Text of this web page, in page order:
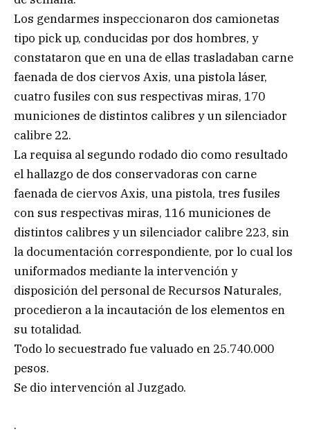
Los gendarmes inspeccionaron dos camionetas
tipo pick up, conducidas por dos hombres, y
constataron que en una de ellas trasladaban carne
faenada de dos ciervos Axis, una pistola láser,
cuatro fusiles con sus respectivas miras, 170
municiones de distintos calibres y un silenciador
calibre 22.
La requisa al segundo rodado dio como resultado
el hallazgo de dos conservadoras con carne
faenada de ciervos Axis, una pistola, tres fusiles
con sus respectivas miras, 116 municiones de
distintos calibres y un silenciador calibre 223, sin
la documentación correspondiente, por lo cual los
uniformados mediante la intervención y
disposición del personal de Recursos Naturales,
procedieron a la incautación de los elementos en
su totalidad.
Todo lo secuestrado fue valuado en 25.740.000
pesos.
Se dio intervención al Juzgado.
.